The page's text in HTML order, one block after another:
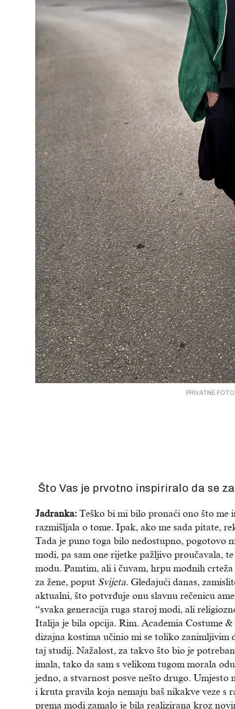
PRIVATNE
Što Vas je prvotno inspiriralo da se
Jadranka: Teško bi mi bilo pronaći ono što me
razmišljala o tome. Ipak, ako me sada pitate,
Tada je puno toga bilo nedostupno, pogotovo
modi, pa sam one rijetke pažljivo proučavala,
modu. Pamtim, ali i čuvam, hrpu modnih
za žene, poput Svijeta. Gledajući danas,
aktualni, što potvrđuje onu slavnu rečenicu
“svaka generacija ruga staroj modi, ali
Italija je bila opcija. Rim. Academia Costume
dizajna kostima učinio mi se toliko zanimljivim
taj studij. Nažalost, za takvo što bio je
imala, tako da sam s velikom tugom morala
jedno, a stvarnost posve nešto drugo.
i kruta pravila koja nemaju baš nikakve veze s
prema modi zamalo je bila realizirana kroz